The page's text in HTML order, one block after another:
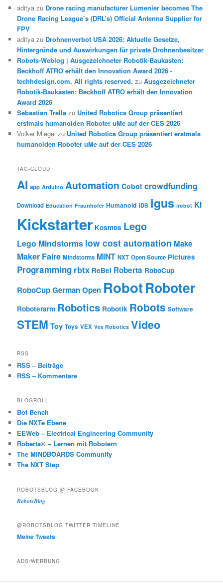
aditya zu Drone racing manufacturer Lumenier becomes The
Drone Racing League’s (DRL’s) Official Antenna Supplier for
FPV
aditya zu Drohnenverbot USA 2026: Aktuelle Gesetze,
Hintergründe und Auswirkungen für private Drohnenbesitzer
Robots-Weblog | Ausgezeichneter Robotik-Baukasten:
Beckhoff ATRO erhält den Innovation Award 2026 -
techhdesign.com. All rights reserved. zuAusgezeichneter
Robotik-Baukasten: Beckhoff ATRO erhält den Innovation
Award 2026
Sebastian Trella zu United Robotics Group präsentiert
erstmals humanoiden Roboter uMe auf der CES 2026
Volker Miegel zu United Robotics Group präsentiert erstmals
humanoiden Roboter uMe auf der CES 2026
TAG-CLOUD
AI app Arduino Automation Cobot crowdfunding
Download Education Fraunhofer Humanoid IDS igus irobot KI
Kickstarter Kosmos Lego
Lego Mindstorms low cost automation Make
Maker Faire Mindstorms MINT NXT Open Source Pictures
Programming rbtx ReBel Roberta RoboCup
RoboCup German Open RobotRoboter
Roboterarm Robotics Robotik Robots Software
STEM Toy Toys VEX Vex Robotics Video
RSS
RSS – Beiträge
RSS – Kommentare
BLOGROLL
Bot Bench
Die NXTe Ebene
EEWeb – Electrical Engineering Community
Roberta® – Lernen mit Robotern
The MINDBOARDS Community
The NXT Step
ROBOTSBLOG @ FACEBOOK
RobotsBlog
@ROBOTSBLOG TWITTER TIMELINE
Meine Tweets
ADS/WERBUNG